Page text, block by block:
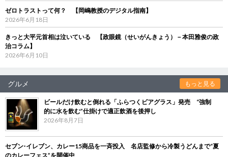
ゼロトラストって何？ 【岡嶋教授のデジタル指南】
2026年6月18日
きっと大平元首相は泣いている 【政眼鏡（せいがんきょう）－本田雅俊の政
治コラム】
2026年6月10日
グルメ もっと見る
ビールだけ飲むと倒れる「ふらつくビアグラス」発売 “強制
的に水を飲む”仕掛けで適正飲酒を後押し
2026年8月7日
セブン‐イレブン、カレー15商品を一斉投入 名店監修から冷製うどんまで“夏
のカレーフェス”を開催中